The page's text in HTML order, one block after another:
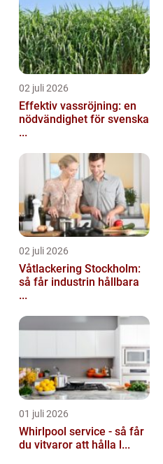
02 juli 2026
Effektiv vassröjning: en
nödvändighet för svenska
...
02 juli 2026
Våtlackering Stockholm:
så får industrin hållbara
...
01 juli 2026
Whirlpool service - så får
du vitvaror att hålla l...